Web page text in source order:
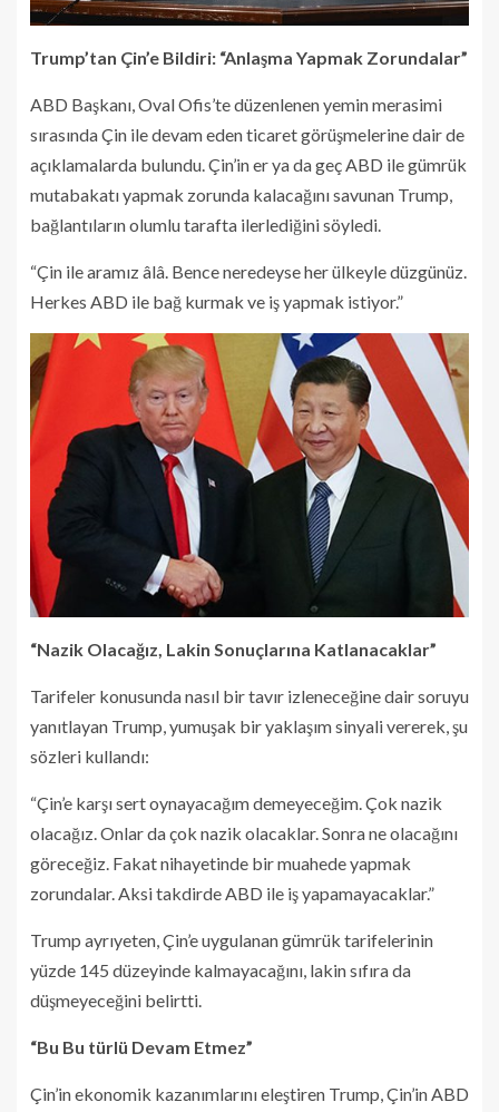
Trump’tan Çin’e Bildiri: “Anlaşma Yapmak Zorundalar”
ABD Başkanı, Oval Ofis’te düzenlenen yemin merasimi
sırasında Çin ile devam eden ticaret görüşmelerine dair de
açıklamalarda bulundu. Çin’in er ya da geç ABD ile gümrük
mutabakatı yapmak zorunda kalacağını savunan Trump,
bağlantıların olumlu tarafta ilerlediğini söyledi.
“Çin ile aramız âlâ. Bence neredeyse her ülkeyle düzgünüz.
Herkes ABD ile bağ kurmak ve iş yapmak istiyor.”
“Nazik Olacağız, Lakin Sonuçlarına Katlanacaklar”
Tarifeler konusunda nasıl bir tavır izleneceğine dair soruyu
yanıtlayan Trump, yumuşak bir yaklaşım sinyali vererek, şu
sözleri kullandı:
“Çin’e karşı sert oynayacağım demeyeceğim. Çok nazik
olacağız. Onlar da çok nazik olacaklar. Sonra ne olacağını
göreceğiz. Fakat nihayetinde bir muahede yapmak
zorundalar. Aksi takdirde ABD ile iş yapamayacaklar.”
Trump ayrıyeten, Çin’e uygulanan gümrük tarifelerinin
yüzde 145 düzeyinde kalmayacağını, lakin sıfıra da
düşmeyeceğini belirtti.
“Bu Bu türlü Devam Etmez”
Çin’in ekonomik kazanımlarını eleştiren Trump, Çin’in ABD